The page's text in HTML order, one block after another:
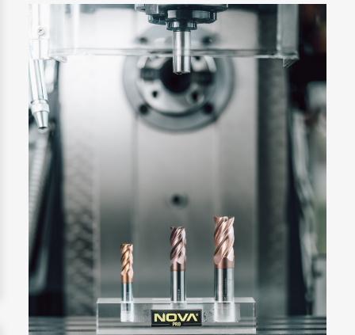
Kuidas valida lõiketööriistu metallitöötluses –
peamised tegurid ja praktilised soovitused
Metallitöötluses on lõiketööriistade õige valik üks
olulisemaid tegureid, mis mõjutab tootmise efektiivsust,...
Loe rohkem